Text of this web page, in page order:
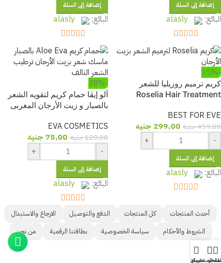
إضافة إلى السلة
البائع: alasly
5
out of 5
إضافة إلى السلة
البائع: alasly
5
out of 5
-35%
كريم ترميم روزيليا للشعر
Roselia Hair Treatment
BEST FOR EVE
459,00جنيه 299,00 جنيه
-
+
إضافة إلى السلة
البائع: alasly
-38%
آلو إيڤا حمام كريم لتقويه الشعر
بالصبار و زيت الأرجان المغربى
EVA COSMETICS
120,00جنيه 75,00 جنيه
-
+
إضافة إلى السلة
البائع: alasly
5
out of 5 أحدث المنتجات كل المنتجات الدفع والتوصيل
الارجاع والاستبدال
الشروط والأحكام
سياسة الخصوصية بطاقتنا الرقمية من نحن
المشتريات
حسابي